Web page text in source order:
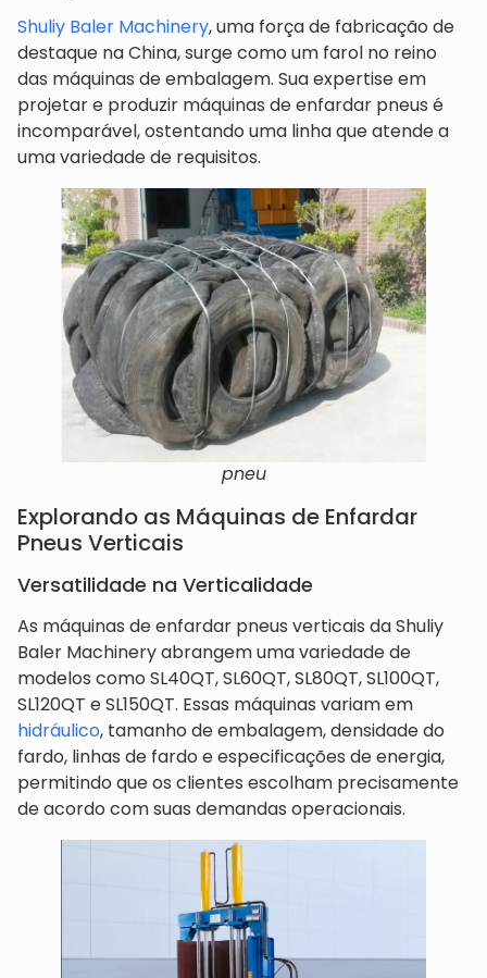
Shuliy Baler Machinery, uma força de fabricação de
destaque na China, surge como um farol no reino
das máquinas de embalagem. Sua expertise em
projetar e produzir máquinas de enfardar pneus é
incomparável, ostentando uma linha que atende a
uma variedade de requisitos.
pneu
Explorando as Máquinas de Enfardar
Pneus Verticais
Versatilidade na Verticalidade
As máquinas de enfardar pneus verticais da Shuliy
Baler Machinery abrangem uma variedade de
modelos como SL40QT, SL60QT, SL80QT, SL100QT,
SL120QT e SL150QT. Essas máquinas variam em
hidráulico, tamanho de embalagem, densidade do
fardo, linhas de fardo e especificações de energia,
permitindo que os clientes escolham precisamente
de acordo com suas demandas operacionais.